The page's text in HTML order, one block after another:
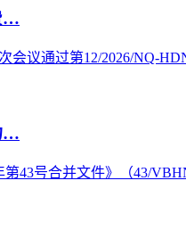
…
会议通过第12/2026/NQ-
…
第43号合并文件》（43/